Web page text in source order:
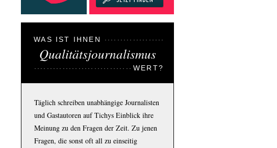
WAS IST IHNEN
Qualitätsjournalismus
WERT?
Täglich schreiben unabhängige Journalisten
und Gastautoren auf Tichys Einblick ihre
Meinung zu den Fragen der Zeit. Zu jenen
Fragen, die sonst oft all zu einseitig